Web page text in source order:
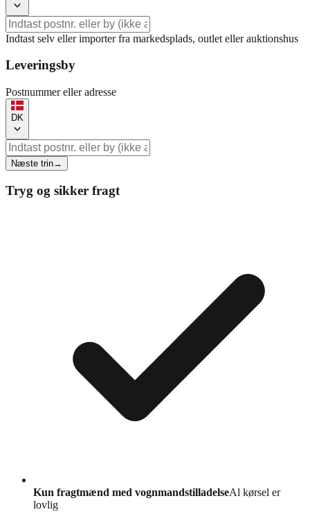
Indtast selv eller importer fra markedsplads, outlet eller auktionshus
Leveringsby
Postnummer eller adresse
DK
Næste trin→
Tryg og sikker fragt
Kun fragtmænd med vognmandstilladelseAl kørsel er
lovlig